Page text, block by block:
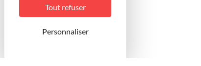
Catégorie
Tout refuser
Personnaliser